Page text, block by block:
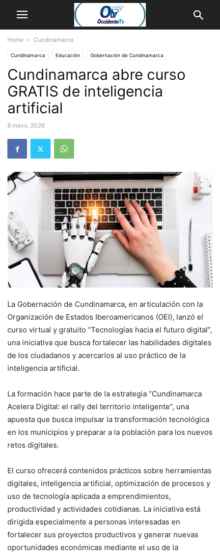
Home Cundinamarca
Cundinamarca Educación Gobernación de Cundinamarca
Cundinamarca abre curso
GRATIS de inteligencia
artificial
8 mayo, 2026
La Gobernación de Cundinamarca, en articulación con la
Organización de Estados Iberoamericanos (OEI), lanzó el
curso virtual y gratuito “Tecnologías hacia el futuro digital”,
una iniciativa que busca fortalecer las habilidades digitales
de los ciudadanos y acercarlos al uso práctico de la
inteligencia artificial.
La formación hace parte de la estrategia “Cundinamarca
Acelera Digital: el rally del territorio inteligente”, una
apuesta que busca impulsar la transformación tecnológica
en los municipios y preparar a la población para los nuevos
retos digitales.
El curso ofrecerá contenidos prácticos sobre herramientas
digitales, inteligencia artificial, optimización de procesos y
uso de tecnología aplicada a emprendimientos,
productividad y actividades cotidianas. La iniciativa está
dirigida especialmente a personas interesadas en
fortalecer sus proyectos productivos y generar nuevas
oportunidades económicas mediante el uso de la